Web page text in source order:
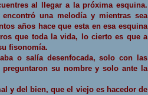
al llegar a la próxima esquina.
una melodía y mientras sea
años hace que esta en esa esquina
que toda la vida, lo cierto es que a
fisonomía.
o salía desenfocada, solo con las
su nombre y solo ante la
y del bien, que el viejo es hacedor de